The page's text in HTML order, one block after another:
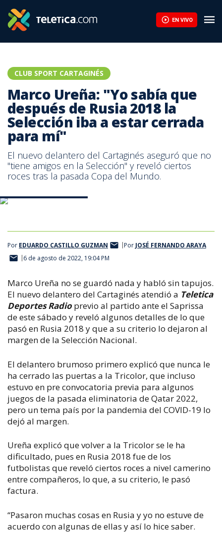
EN VIVO
CLUB SPORT CARTAGINÉS
Marco Ureña: "Yo sabía que
después de Rusia 2018 la
Selección iba a estar cerrada
para mí"
El nuevo delantero del Cartaginés aseguró que no
"tiene amigos en la Selección" y reveló ciertos
roces tras la pasada Copa del Mundo.
Por EDUARDO CASTILLO GUZMAN Por JOSÉ FERNANDO ARAYA
6 de agosto de 2022, 19:04 PM
Marco Ureña no se guardó nada y habló sin tapujos.
El nuevo delantero del Cartaginés atendió a Teletica
Deportes Radio previo al partido ante el Saprissa
de este sábado y reveló algunos detalles de lo que
pasó en Rusia 2018 y que a su criterio lo dejaron al
margen de la Selección Nacional.
El delantero brumoso primero explicó que nunca le
ha cerrado las puertas a la Tricolor, que incluso
estuvo en pre convocatoria previa para algunos
juegos de la pasada eliminatoria de Qatar 2022,
pero un tema país por la pandemia del COVID-19 lo
dejó al margen.
Ureña explicó que volver a la Tricolor se le ha
dificultado, pues en Rusia 2018 fue de los
futbolistas que reveló ciertos roces a nivel camerino
entre compañeros, lo que, a su criterio, le pasó
factura.
“Pasaron muchas cosas en Rusia y yo no estuve de
acuerdo con algunas de ellas y así lo hice saber.